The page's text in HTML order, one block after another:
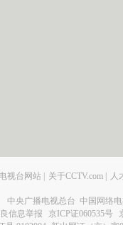
视台网站 | 关于CCTV.com | 人
中央广播电视总台 中国网络
信息举报
京ICP证060535号